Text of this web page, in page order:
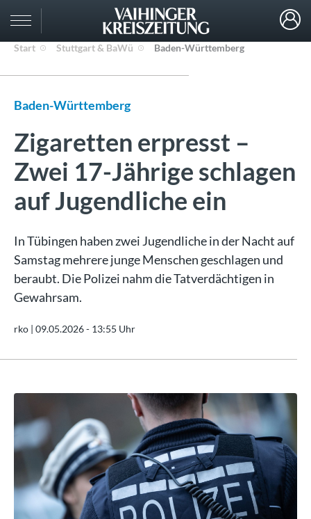
Start Stuttgart & BaWü Baden-Württemberg
Baden-Württemberg
Zigaretten erpresst –
Zwei 17-Jährige schlagen
auf Jugendliche ein
In Tübingen haben zwei Jugendliche in der Nacht auf
Samstag mehrere junge Menschen geschlagen und
beraubt. Die Polizei nahm die Tatverdächtigen in
Gewahrsam.
rko | 09.05.2026 - 13:55 Uhr